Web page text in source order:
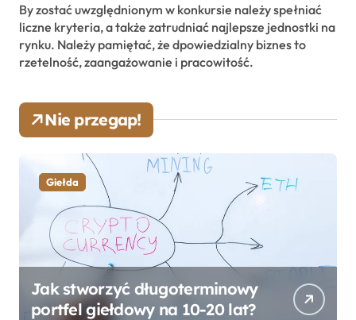
By zostać uwzględnionym w konkursie należy spełniać
liczne kryteria, a także zatrudniać najlepsze jednostki na
rynku. Należy pamiętać, że dpowiedzialny biznes to
rzetelność, zaangażowanie i pracowitość.
Nie przegap!
Giełda
Jak stworzyć długoterminowy
portfel giełdowy na 10-20 lat?